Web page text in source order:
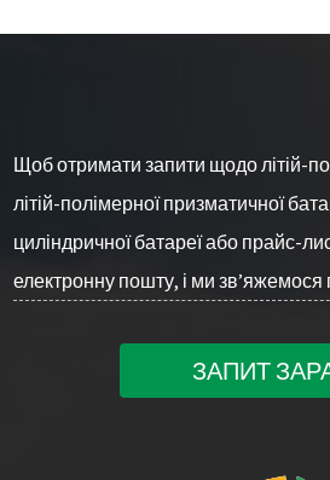
Щоб отримати запити щодо літій-
літій-полімерної призматичної
циліндричної батареї або прайс-
електронну пошту, і ми зв’яжемося
ЗАПИТ